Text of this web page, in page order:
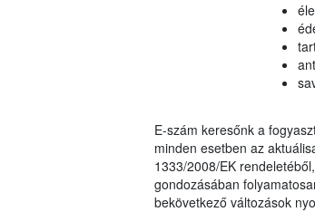
E-szám keresőnk a
minden esetben az
1333/2008/EK
gondozásában
bekövetkező változások